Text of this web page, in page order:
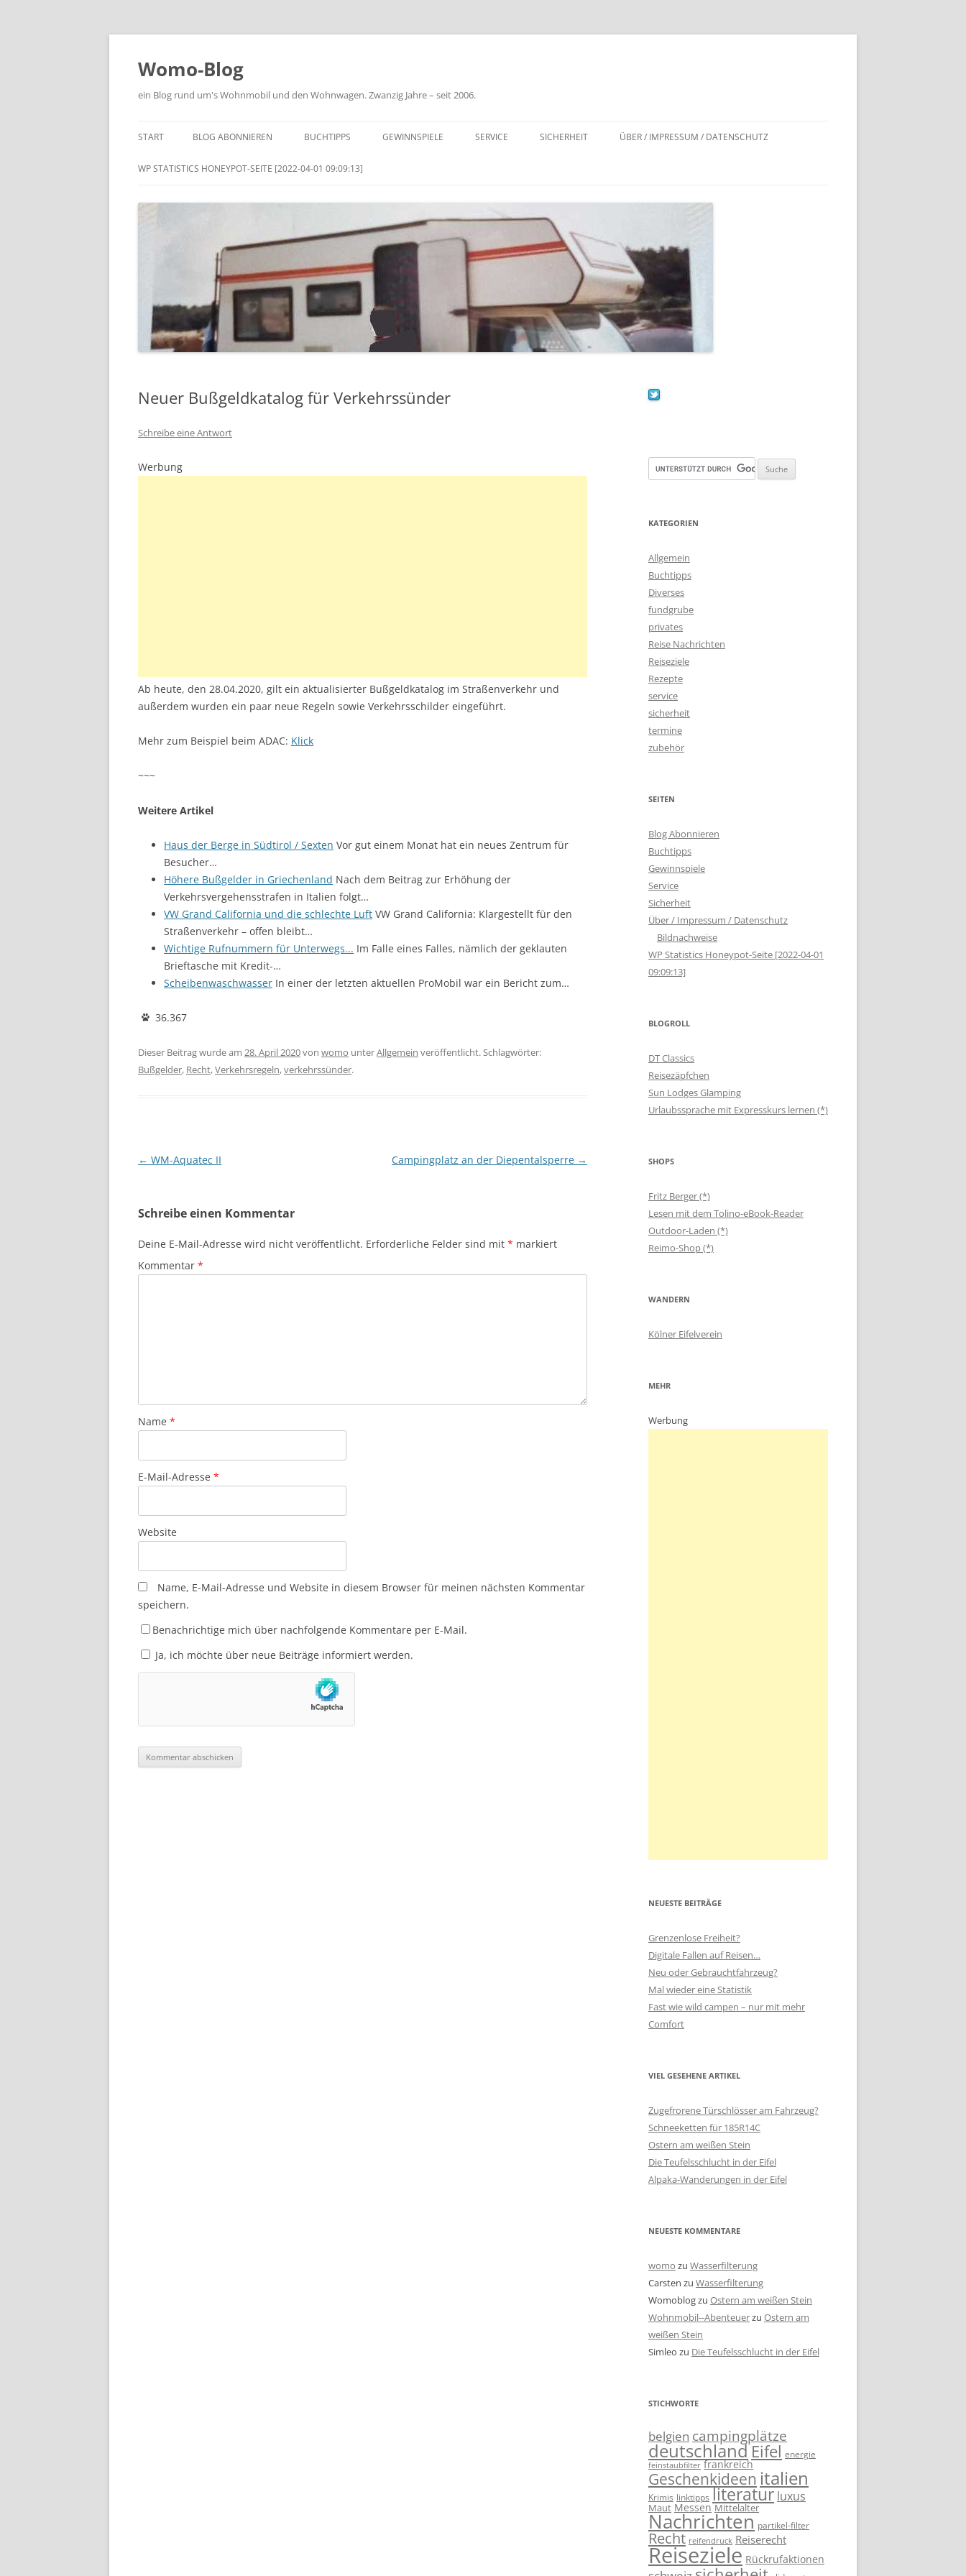
Zum
Womo-Blog
ein Blog rund um's Wohnmobil und den Wohnwagen. Zwanzig Jahre – seit 2006.
START BLOG ABONNIEREN BUCHTIPPS GEWINNSPIELE SERVICE SICHERHEIT ÜBER / IMPRESSUM / DATENSCHUTZ
WP STATISTICS HONEYPOT-SEITE [2022-04-01 09:09:13]
Neuer Bußgeldkatalog für Verkehrssünder
Schreibe eine Antwort
Werbung
Ab heute, den 28.04.2020, gilt ein aktualisierter Bußgeldkatalog im Straßenverkehr und
außerdem wurden ein paar neue Regeln sowie Verkehrsschilder eingeführt.
Mehr zum Beispiel beim ADAC: Klick
~~~
Weitere Artikel
Haus der Berge in Südtirol / Sexten Vor gut einem Monat hat ein neues Zentrum für
Besucher…
Höhere Bußgelder in Griechenland Nach dem Beitrag zur Erhöhung der
Verkehrsvergehensstrafen in Italien folgt…
VW Grand California und die schlechte Luft VW Grand California: Klargestellt für den
Straßenverkehr – offen bleibt…
Wichtige Rufnummern für Unterwegs... Im Falle eines Falles, nämlich der geklauten
Brieftasche mit Kredit-…
Scheibenwaschwasser In einer der letzten aktuellen ProMobil war ein Bericht zum…
36.367
Dieser Beitrag wurde am 28. April 2020von womo unterAllgemein veröffentlicht. Schlagwörter:
Bußgelder, Recht,Verkehrsregeln,verkehrssünder.
Beitragsnavigation
← WM-Aquatec II Campingplatz an der Diepentalsperre →
Schreibe einen Kommentar
Deine E-Mail-Adresse wird nicht veröffentlicht. Erforderliche Felder sind mit * markiert
Kommentar *
Name *
E-Mail-Adresse *
Website
Name, E-Mail-Adresse und Website in diesem Browser für meinen nächsten Kommentar
speichern.
Benachrichtige mich über nachfolgende Kommentare per E-Mail.
Ja, ich möchte über neue Beiträge informiert werden.
KATEGORIEN
Allgemein
Buchtipps
Diverses
fundgrube
privates
Reise Nachrichten
Reiseziele
Rezepte
service
sicherheit
termine
zubehör
SEITEN
Blog Abonnieren
Buchtipps
Gewinnspiele
Service
Sicherheit
Über / Impressum / Datenschutz
Bildnachweise
WP Statistics Honeypot-Seite [2022-04-01
09:09:13]
BLOGROLL
DT Classics
Reisezäpfchen
Sun Lodges Glamping
Urlaubssprache mit Expresskurs lernen (*)
SHOPS
Fritz Berger (*)
Lesen mit dem Tolino-eBook-Reader
Outdoor-Laden (*)
Reimo-Shop (*)
WANDERN
Kölner Eifelverein
MEHR
Werbung
NEUESTE BEITRÄGE
Grenzenlose Freiheit?
Digitale Fallen auf Reisen…
Neu oder Gebrauchtfahrzeug?
Mal wieder eine Statistik
Fast wie wild campen – nur mit mehr
Comfort
VIEL GESEHENE ARTIKEL
Zugefrorene Türschlösser am Fahrzeug?
Schneeketten für 185R14C
Ostern am weißen Stein
Die Teufelsschlucht in der Eifel
Alpaka-Wanderungen in der Eifel
NEUESTE KOMMENTARE
womo zu Wasserfilterung
Carsten zu Wasserfilterung
Womoblogzu Ostern am weißen Stein
Wohnmobil--Abenteuerzu Ostern am
weißen Stein
Simleo zu Die Teufelsschlucht in der Eifel
STICHWORTE
belgien campingplätze
deutschland Eifel energie
feinstaubfilter frankreich
Geschenkideen italien
Krimis linktipps literatur luxus
Maut Messen Mittelalter
Nachrichten partikel-filter
Recht reifendruck Reiserecht
Reiseziele Rückrufaktionen